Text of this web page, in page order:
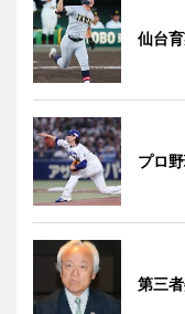
仙台
プロ
第三